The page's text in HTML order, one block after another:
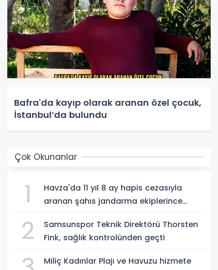
Bafra'da kayıp olarak aranan özel çocuk,
İstanbul’da bulundu
Çok Okunanlar
1
Havza'da 11 yıl 8 ay hapis cezasıyla
aranan şahıs jandarma ekiplerince
2
Samsunspor Teknik Direktörü Thorsten
Fink, sağlık kontrolünden geçti
Miliç Kadınlar Plajı ve Havuzu hizmete